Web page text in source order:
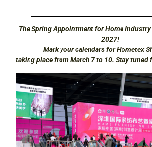
The Spring Appointment for Home
2027!
Mark your calendars for Hometex
taking place from March 7 to 10. Stay tuned